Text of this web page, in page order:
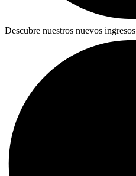
Descubre nuestros nuevos ingresos